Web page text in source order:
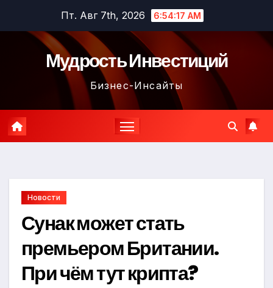
содержимому
Пт. Авг 7th, 2026 6:54:19 AM
Мудрость Инвестиций
Бизнес-Инсайты
Новости
Сунак может стать
премьером Британии.
При чём тут крипта?